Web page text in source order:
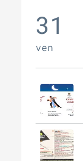
31
ven